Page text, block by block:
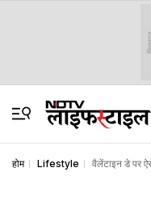
होम Lifestyle वैलेंटाइन डे पर